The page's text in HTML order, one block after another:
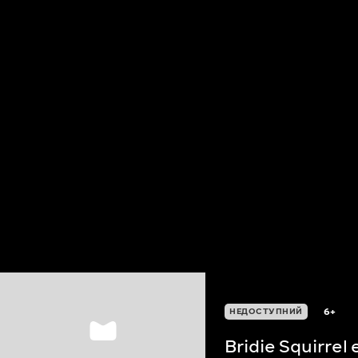
НЕДОСТУПНИЙ 6+
Bridie Squirrel